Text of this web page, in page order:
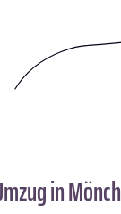
in